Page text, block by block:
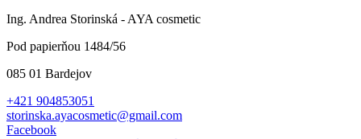
Ing. Andrea Storinská - AYA cosmetic
Pod papierňou 1484/56
085 01 Bardejov
+421 904853051
storinska.ayacosmetic@gmail.com
Facebook